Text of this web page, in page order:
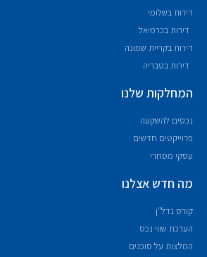
דירות בשלומי
דירות בכרמיאל
דירות בקריית שמונה
דירות בטבריה
המחלקות שלנו
נכסים להשקעה
פרוייקטים חדשים
עסקי מסחרי
מה חדש אצלנו
קורס נדל"ן
הערכת שווי נכס
המלצות על סוכנים